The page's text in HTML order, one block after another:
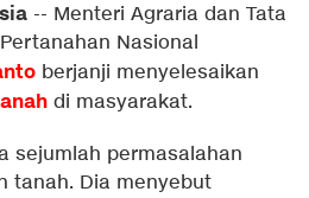
-- Menteri Agraria dan Tata
Nasional
berjanji menyelesaikan
di masyarakat.
sejumlah permasalahan
tanah. Dia menyebut